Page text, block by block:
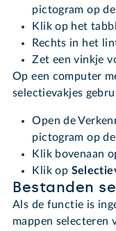
pictogram op
Klik op het
Rechts in het
Zet een vinkje
Op een computer
selectievakjes
Open de
pictogram op
Klik bovenaan
Klik op
Bestanden
Als de functie is
mappen selecteren